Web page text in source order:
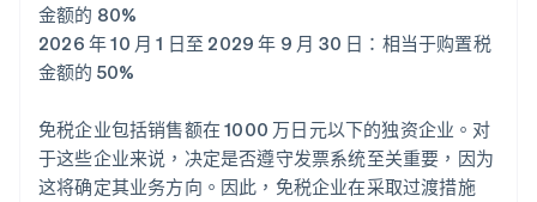
金额的 80%
2026 年 10 月 1 日至 2029 年 9 月 30 日：相当于购置税
金额的 50%
免税企业包括销售额在 1000 万日元以下的独资企业。对
于这些企业来说，决定是否遵守发票系统至关重要，因为
这将确定其业务方向。因此，免税企业在采取过渡措施